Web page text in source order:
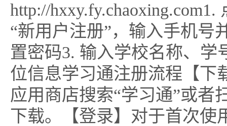
http://hxxy.fy.chaoxing.com1.
“新用户注册”，输入手机号
置密码3. 输入学校名称、学
位信息学习通注册流程【下
应用商店搜索“学习通”或者
下载。【登录】对于首次使